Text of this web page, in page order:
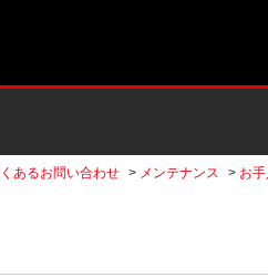
あるお問い合わせ > メンテナンス > お